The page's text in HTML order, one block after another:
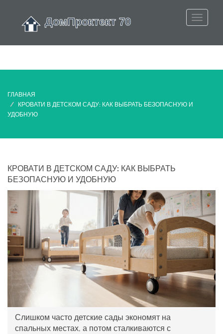
ГЛАВНАЯ
КРОВАТИ В ДЕТСКОМ САДУ: КАК ВЫБРАТЬ БЕЗОПАСНУЮ И
УДОБНУЮ
КРОВАТИ В ДЕТСКОМ САДУ: КАК ВЫБРАТЬ
БЕЗОПАСНУЮ И УДОБНУЮ
Слишком часто детские сады экономят на
спальных местах, а потом сталкиваются с